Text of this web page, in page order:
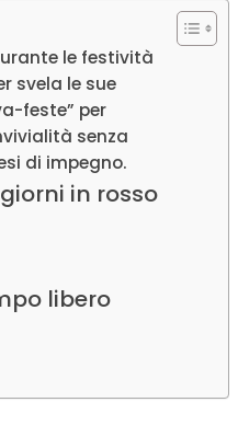
le festività
svela le sue
feste” per
senza
di impegno.
in rosso
libero